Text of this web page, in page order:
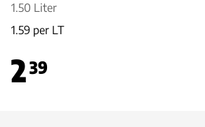
1.50 Liter
1.59 per LT
239